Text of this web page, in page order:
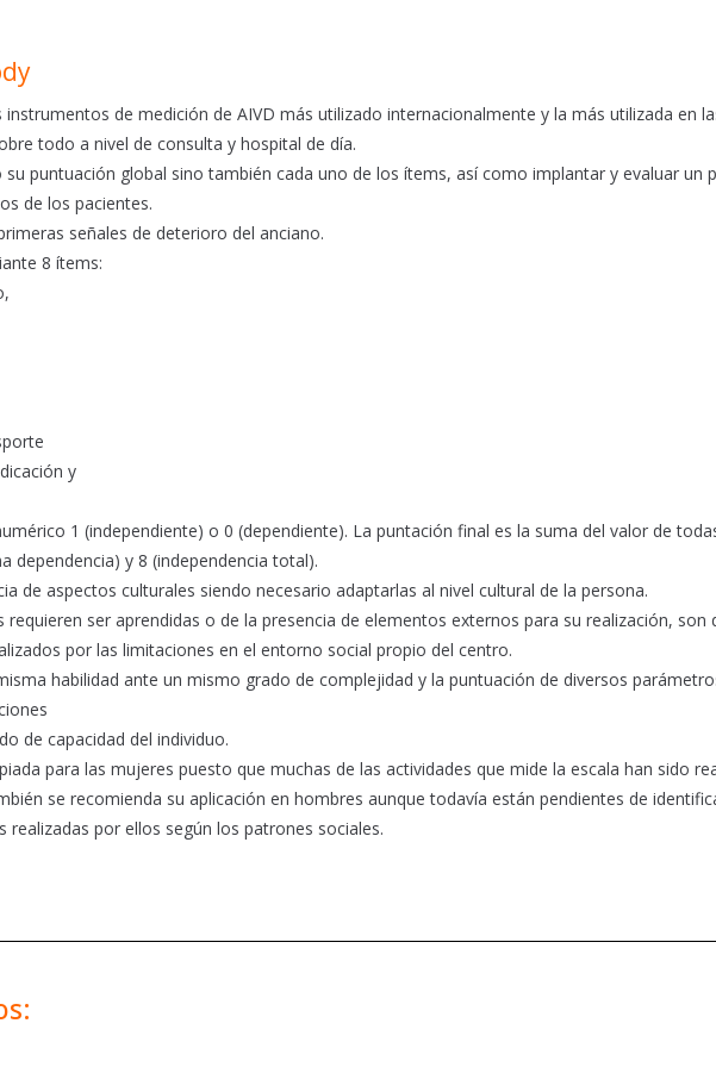
de medición de AIVD más utilizado internacionalmente y la más utilizada en
todo a nivel de consulta y hospital de día.
puntuación global sino también cada uno de los ítems, así como implantar y evaluar un
de los pacientes.
señales de deterioro del anciano.
8 ítems:
y
1 (independiente) o 0 (dependiente). La puntación final es la suma del valor de
dependencia) y 8 (independencia total).
de aspectos culturales siendo necesario adaptarlas al nivel cultural de la persona.
ser aprendidas o de la presencia de elementos externos para su realización, son
por las limitaciones en el entorno social propio del centro.
habilidad ante un mismo grado de complejidad y la puntuación de diversos
de capacidad del individuo.
para las mujeres puesto que muchas de las actividades que mide la escala han sido
se recomienda su aplicación en hombres aunque todavía están pendientes de
realizadas por ellos según los patrones sociales.